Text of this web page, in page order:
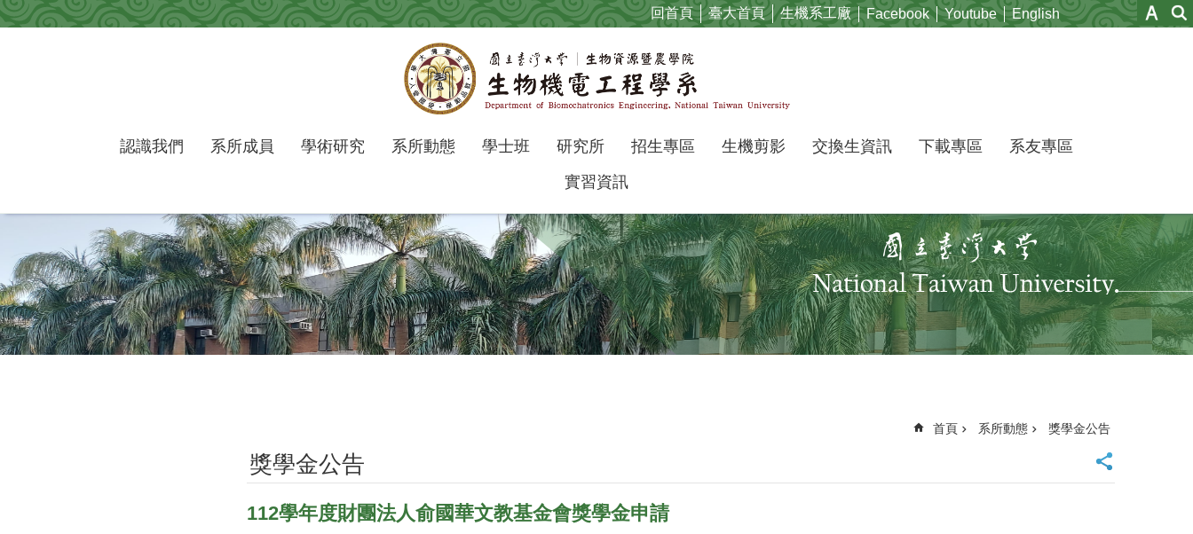
跳到主要內容區塊 回首頁 臺大首頁 生機系工廠 Facebook Youtube English
認識我們 系所成員 學術研究 系所動態 學士班 研究所 招生專區 生機剪影 交換生資訊 下載專區
系友專區
實習資訊
首頁 系所動態 獎學金公告
獎學金公告
112學年度財團法人俞國華文教基金會獎學金申請